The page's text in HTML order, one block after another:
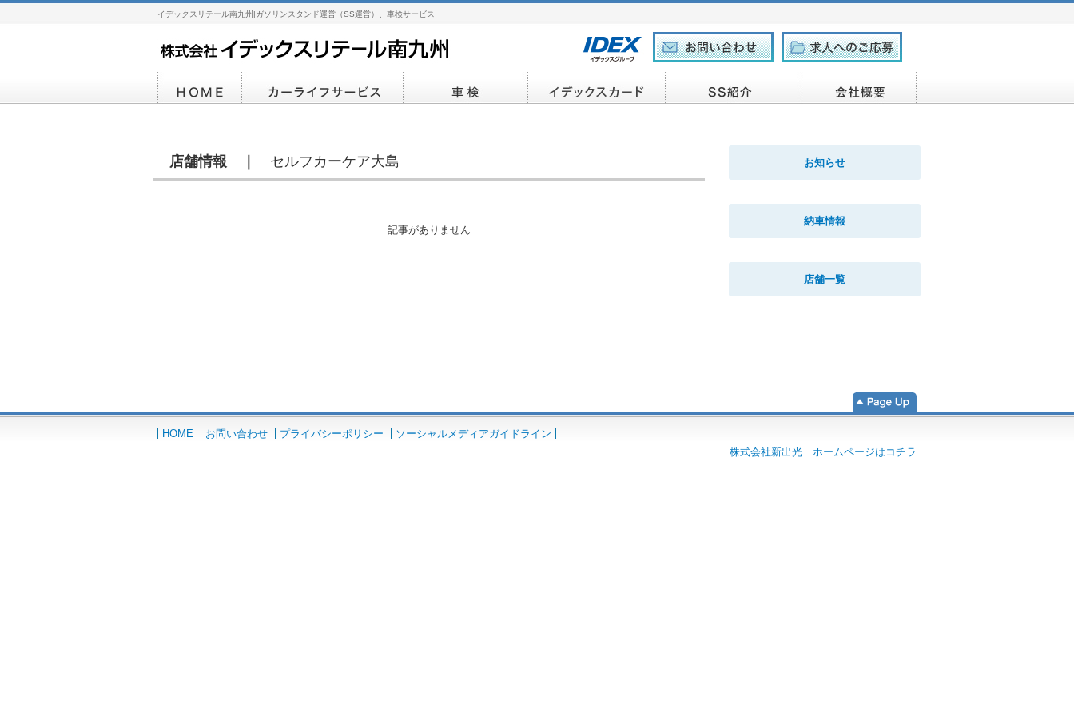
イデックスリテール南九州|ガソリンスタンド運営（SS運営）、車検サービス
店舗情報 ｜ セルフカーケア大島
記事がありません
お知らせ
納車情報
店舗一覧
HOME お問い合わせ プライバシーポリシー
ソーシャルメディアガイドライン
株式会社新出光 ホームページはコチラ